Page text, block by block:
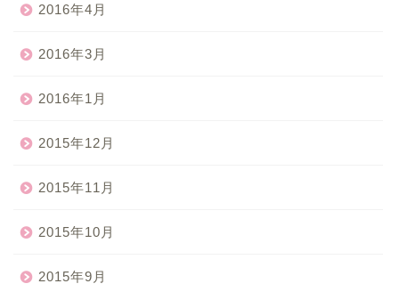
2016年4月
2016年3月
2016年1月
2015年12月
2015年11月
2015年10月
2015年9月